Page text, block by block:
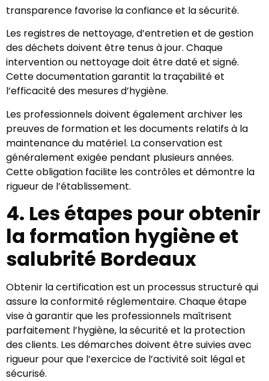
transparence favorise la confiance et la sécurité.
Les registres de nettoyage, d’entretien et de gestion
des déchets doivent être tenus à jour. Chaque
intervention ou nettoyage doit être daté et signé.
Cette documentation garantit la traçabilité et
l’efficacité des mesures d’hygiène.
Les professionnels doivent également archiver les
preuves de formation et les documents relatifs à la
maintenance du matériel. La conservation est
généralement exigée pendant plusieurs années.
Cette obligation facilite les contrôles et démontre la
rigueur de l’établissement.
4. Les étapes pour obtenir
la formation hygiène et
salubrité Bordeaux
Obtenir la certification est un processus structuré qui
assure la conformité réglementaire. Chaque étape
vise à garantir que les professionnels maîtrisent
parfaitement l’hygiène, la sécurité et la protection
des clients. Les démarches doivent être suivies avec
rigueur pour que l’exercice de l’activité soit légal et
sécurisé.